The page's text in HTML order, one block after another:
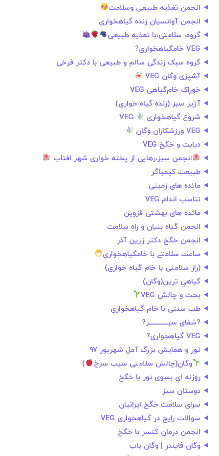
انجمن تغذیه طبیعی وسلامت
انجمن آوانسیان زنده گیاهخواری
گروه، سلامتی،با تغذیه طبیعی
VEG خامگیاهخواری?
گروه سبک زندگی سالم و طبیعی با دکتر فرخی
آشپزی وگان VEG
خوراک خام‌گیاهی VEG
آژیر سبز (زنده گیاه خواری)
شروع گیاهخواری
VEG ورزشکاران وگان
دیابت و خگخ VEG
انجمن سبز،رهایی از پخته خواری شهر افتاب
طبیعت کیمیاگر
مائده های زمینی
تناسب اندام VEG
مائده های بهشتی قزوین
انجمن گیاه بنیان و راه سلامت
انجمن خگخ دکتر زرین آذر
ساعت سلامتے با خامگیاهخواری
(راز سلامتی با خام گیاه خواری)
گياهي ترين(وگان)
بحث و چالش VEG
طب سنتی با خام گیاهخواری
?شفای سبـــــــــــــز?
VEG گیاهخواری?
تور و همایش بزرگ آمل شهریور ۹۷
وگان(چالش سلامتی سیب سرخ
)
روزنه ای بسوی نور با خگخ
دوستان سبز
سرای سلامت خگخ ایرانیان
سوالات رایج در گیاهخواری VEG
انجمن درمان کنسر با خگخ
وگان فایندر | وگان یاب